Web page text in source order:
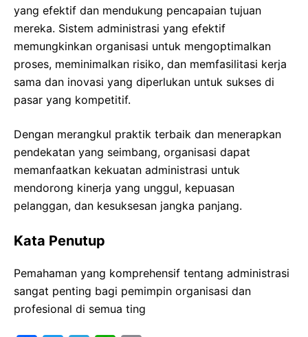
yang efektif dan mendukung pencapaian tujuan
mereka. Sistem administrasi yang efektif
memungkinkan organisasi untuk mengoptimalkan
proses, meminimalkan risiko, dan memfasilitasi kerja
sama dan inovasi yang diperlukan untuk sukses di
pasar yang kompetitif.
Dengan merangkul praktik terbaik dan menerapkan
pendekatan yang seimbang, organisasi dapat
memanfaatkan kekuatan administrasi untuk
mendorong kinerja yang unggul, kepuasan
pelanggan, dan kesuksesan jangka panjang.
Kata Penutup
Pemahaman yang komprehensif tentang administrasi
sangat penting bagi pemimpin organisasi dan
profesional di semua ting